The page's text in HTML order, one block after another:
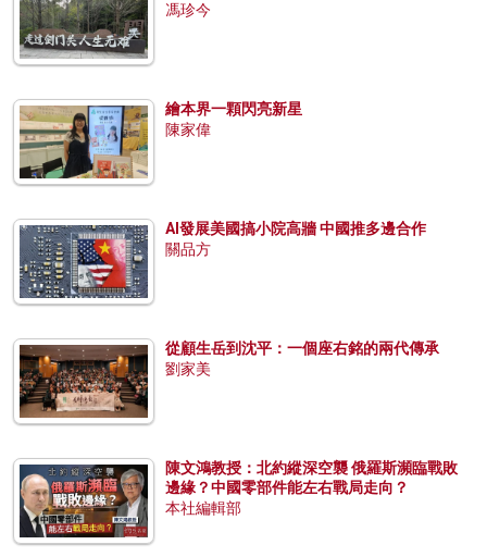
馮珍今
繪本界一顆閃亮新星
陳家偉
AI發展美國搞小院高牆 中國推多邊合作
關品方
從顧生岳到沈平：一個座右銘的兩代傳承
劉家美
陳文鴻教授：北約縱深空襲 俄羅斯瀕臨戰敗
邊緣？中國零部件能左右戰局走向？
本社編輯部